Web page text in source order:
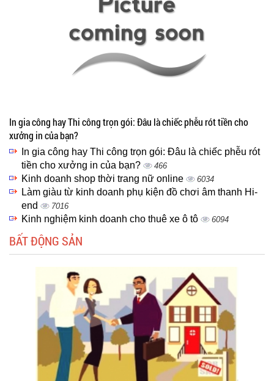
In gia công hay Thi công trọn gói: Đâu là chiếc phễu rót tiền cho
xưởng in của bạn?
In gia công hay Thi công trọn gói: Đâu là chiếc phễu rót
tiền cho xưởng in của bạn?
466
Kinh doanh shop thời trang nữ online 6034
Làm giàu từ kinh doanh phụ kiện đồ chơi âm thanh Hi-
end
7016
Kinh nghiệm kinh doanh cho thuê xe ô tô 6094
BẤT ĐỘNG SẢN